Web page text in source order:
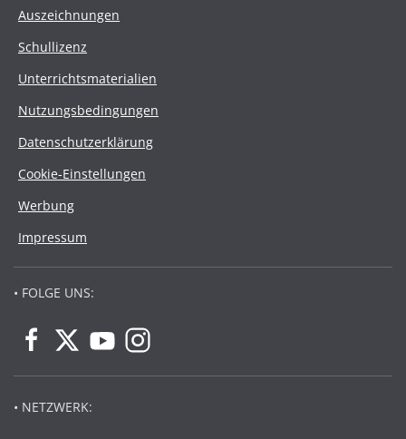
Auszeichnungen
Schullizenz
Unterrichtsmaterialien
Nutzungsbedingungen
Datenschutzerklärung
Cookie-Einstellungen
Werbung
Impressum
• FOLGE UNS:
• NETZWERK: